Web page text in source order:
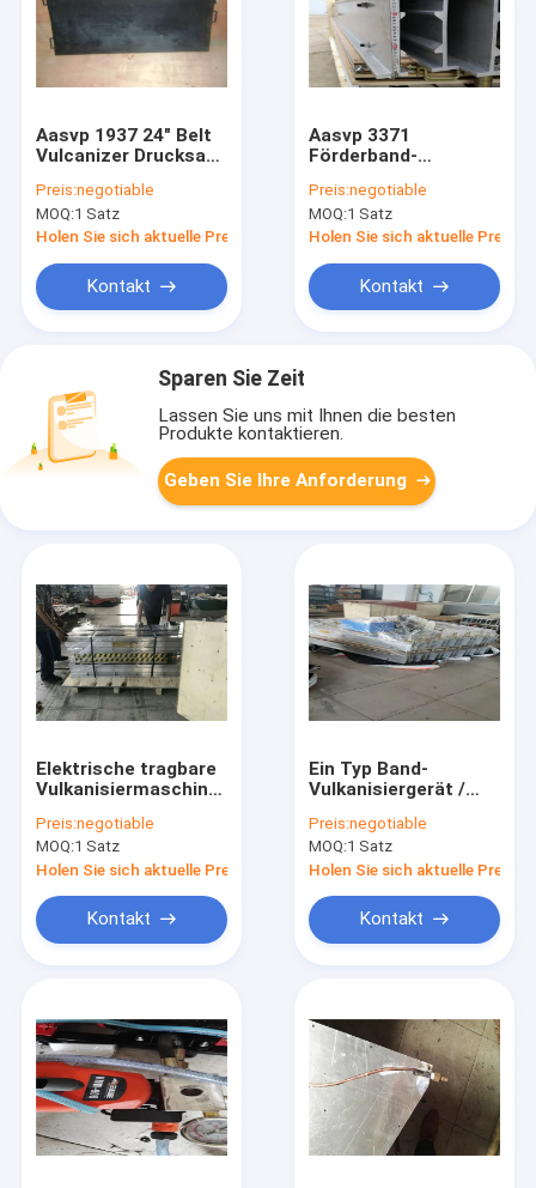
Aasvp 1937 24" Belt
Vulcanizer Drucksack
Stoffen Ply Tape
Tool Kit
Preis:negotiable
MOQ:1 Satz
Holen Sie sich aktuelle Preis
Kontakt
Aasvp 3371
Förderband-
Automatische
Steuerbox, die vor
Ort arbeitet
Preis:negotiable
MOQ:1 Satz
Holen Sie sich aktuelle Preis
Kontakt
Sparen Sie Zeit
Lassen Sie uns mit Ihnen die besten
Produkte kontaktieren.
Geben Sie Ihre Anforderung
Elektrische tragbare
Vulkanisiermaschine
Förderband-
Vulkanisierer
Preis:negotiable
MOQ:1 Satz
Holen Sie sich aktuelle Preis
Kontakt
Ein Typ Band-
Vulkanisiergerät /
Förderband-
Vulkanisierer
Preis:negotiable
MOQ:1 Satz
Holen Sie sich aktuelle Preis
Kontakt